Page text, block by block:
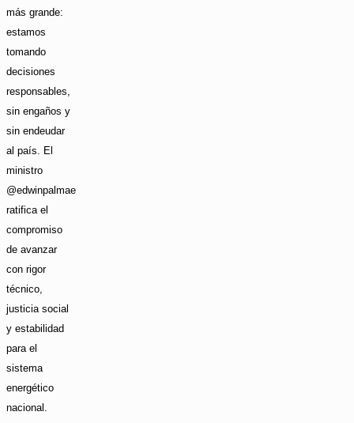
más grande:
estamos
tomando
decisiones
responsables,
sin engaños y
sin endeudar
al país. El
ministro
@edwinpalmae
ratifica el
compromiso
de avanzar
con rigor
técnico,
justicia social
y estabilidad
para el
sistema
energético
nacional.